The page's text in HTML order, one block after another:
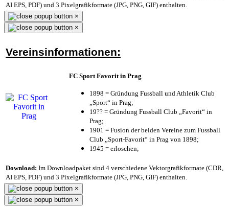
AI EPS, PDF) und 3 Pixelgrafikformate (JPG, PNG, GIF) enthalten.
×
×
Vereinsinformationen:
FC Sport Favorit in Prag
1898 = Gründung Fussball und Athletik Club
„Sport“ in Prag;
19?? = Gründung Fussball Club „Favorit“ in
Prag;
1901 = Fusion der beiden Vereine zum Fussball
Club „Sport-Favorit“ in Prag von 1898;
1945 = erloschen;
Download: Im Downloadpaket sind 4 verschiedene Vektorgrafikformate (CDR,
AI EPS, PDF) und 3 Pixelgrafikformate (JPG, PNG, GIF) enthalten.
×
×